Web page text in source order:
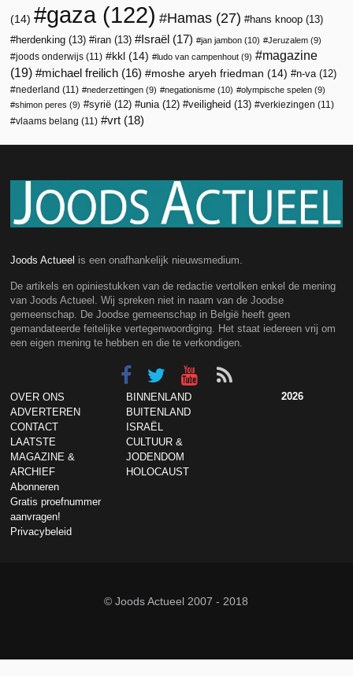
(14) gaza (122) Hamas (27) hans knoop (13)
herdenking (13) iran (13) Israël (17) jan jambon (10) Jeruzalem (9)
joods onderwijs (11) kkl (14) ludo van campenhout (9)
magazine
(19)
michael freilich (16) moshe aryeh friedman (14) n-va (12)
nederland (11) nederzettingen (9) negationisme (10) olympische spelen (9)
shimon peres (9) syrië (12) unia (12) veiligheid (13) verkiezingen (11)
vlaams belang (11) vrt (18)
Joods Actueel is een onafhankelijk nieuwsmedium.
De artikels en opiniestukken van de redactie vertolken enkel de mening
van Joods Actueel. Wij spreken niet in naam van de Joodse
gemeenschap. De Joodse gemeenschap in België heeft geen
gemandateerde feitelijke vertegenwoordiging. Het staat iedereen vrij om
een eigen mening te hebben en die te verkondigen.
OVER ONS
ADVERTEREN
CONTACT
LAATSTE
MAGAZINE &
ARCHIEF
Abonneren
Gratis proefnummer
aanvragen!
Privacybeleid
BINNENLAND
BUITENLAND
ISRAËL
CULTUUR &
JODENDOM
HOLOCAUST
2026
© Joods Actueel 2007 - 2018